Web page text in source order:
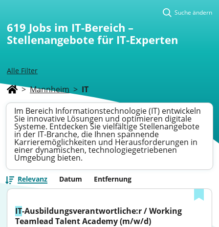
Alle Filter
Suche ändern
619 Jobs im IT-Bereich –
Stellenangebote für IT-Experten
> Mannheim > IT
Im Bereich Informationstechnologie (IT) entwickeln
Sie innovative Lösungen und optimieren digitale
Systeme. Entdecken Sie vielfältige Stellenangebote
in der IT-Branche, die Ihnen spannende
Karrieremöglichkeiten und Herausforderungen in
einer dynamischen, technologiegetriebenen
Umgebung bieten.
Relevanz Datum Entfernung
IT-Ausbildungsverantwortliche:r / Working
Teamlead Talent Academy (m/w/d)